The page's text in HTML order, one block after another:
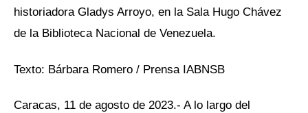
historiadora Gladys Arroyo, en la Sala Hugo Chávez
de la Biblioteca Nacional de Venezuela.
Texto: Bárbara Romero / Prensa IABNSB
Caracas, 11 de agosto de 2023.- A lo largo del